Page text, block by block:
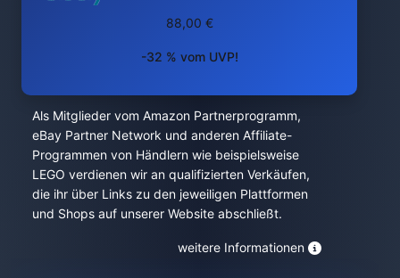
88,00 €
-32 % vom UVP!
Als Mitglieder vom Amazon Partnerprogramm,
eBay Partner Network und anderen Affiliate-
Programmen von Händlern wie beispielsweise
LEGO verdienen wir an qualifizierten Verkäufen,
die ihr über Links zu den jeweiligen Plattformen
und Shops auf unserer Website abschließt.
weitere Informationen